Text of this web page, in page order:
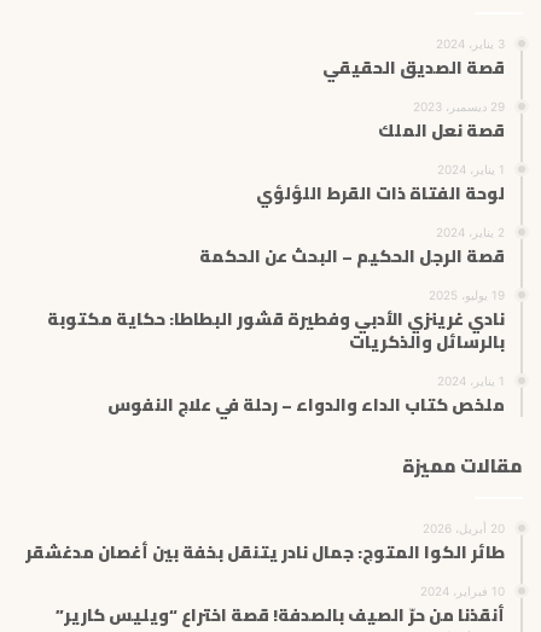
3 يناير، 2024
قصة الصديق الحقيقي
29 ديسمبر، 2023
قصة نعل الملك
1 يناير، 2024
لوحة الفتاة ذات القرط اللؤلؤي
2 يناير، 2024
قصة الرجل الحكيم – البحث عن الحكمة
19 يوليو، 2025
نادي غرينزي الأدبي وفطيرة قشور البطاطا: حكاية مكتوبة
بالرسائل والذكريات
1 يناير، 2024
ملخص كتاب الداء والدواء – رحلة في علاج النفوس
مقالات مميزة
20 أبريل، 2026
طائر الكوا المتوج: جمال نادر يتنقل بخفة بين أغصان مدغشقر
10 فبراير، 2024
أنقذنا من حرّ الصيف بالصدفة! قصة اختراع “ويليس كارير”